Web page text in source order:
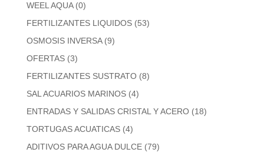
WEEL AQUA (0)
FERTILIZANTES LIQUIDOS (53)
OSMOSIS INVERSA (9)
OFERTAS (3)
FERTILIZANTES SUSTRATO (8)
SAL ACUARIOS MARINOS (4)
ENTRADAS Y SALIDAS CRISTAL Y ACERO (18)
TORTUGAS ACUATICAS (4)
ADITIVOS PARA AGUA DULCE (79)